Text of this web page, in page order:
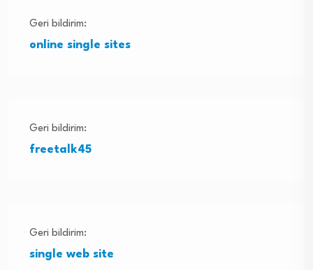
Geri bildirim:
online single sites
Geri bildirim:
freetalk45
Geri bildirim:
single web site